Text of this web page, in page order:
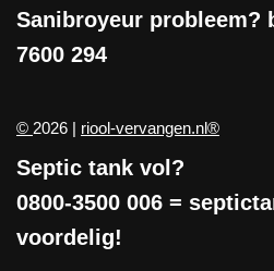
Sanibroyeur probleem?
7600 294
© 2026 | riool-vervangen.nl®
Septic tank vol?
0800-3500 006 =
voordelig!